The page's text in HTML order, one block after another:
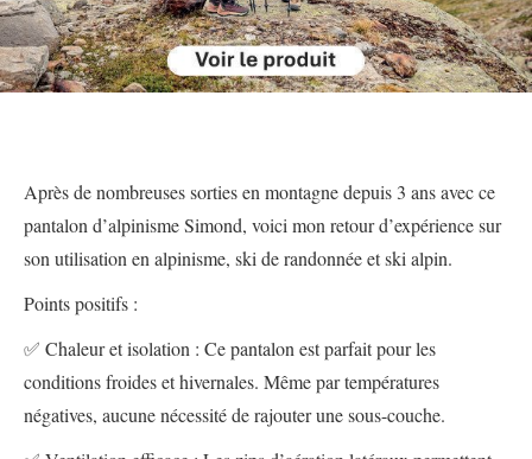
Après de nombreuses sorties en montagne depuis 3 ans avec ce
pantalon d’alpinisme Simond, voici mon retour d’expérience sur
son utilisation en alpinisme, ski de randonnée et ski alpin.
Points positifs :
✅ Chaleur et isolation : Ce pantalon est parfait pour les
conditions froides et hivernales. Même par températures
négatives, aucune nécessité de rajouter une sous-couche.